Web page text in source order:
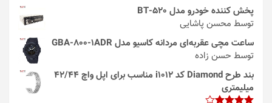
پخش کننده خودرو مدل 520-BT
توسط محسن پاشایی
ساعت مچی عقربه‌ای مردانه کاسیو مدل GBA-800-1ADR
توسط حسن زاده
بند طرح Diamond کد i1012 مناسب برای اپل واچ 42/44
میلیمتری